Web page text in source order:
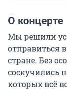
О концерте
Мы решили
отправиться
стране. Без
соскучились
которых всё